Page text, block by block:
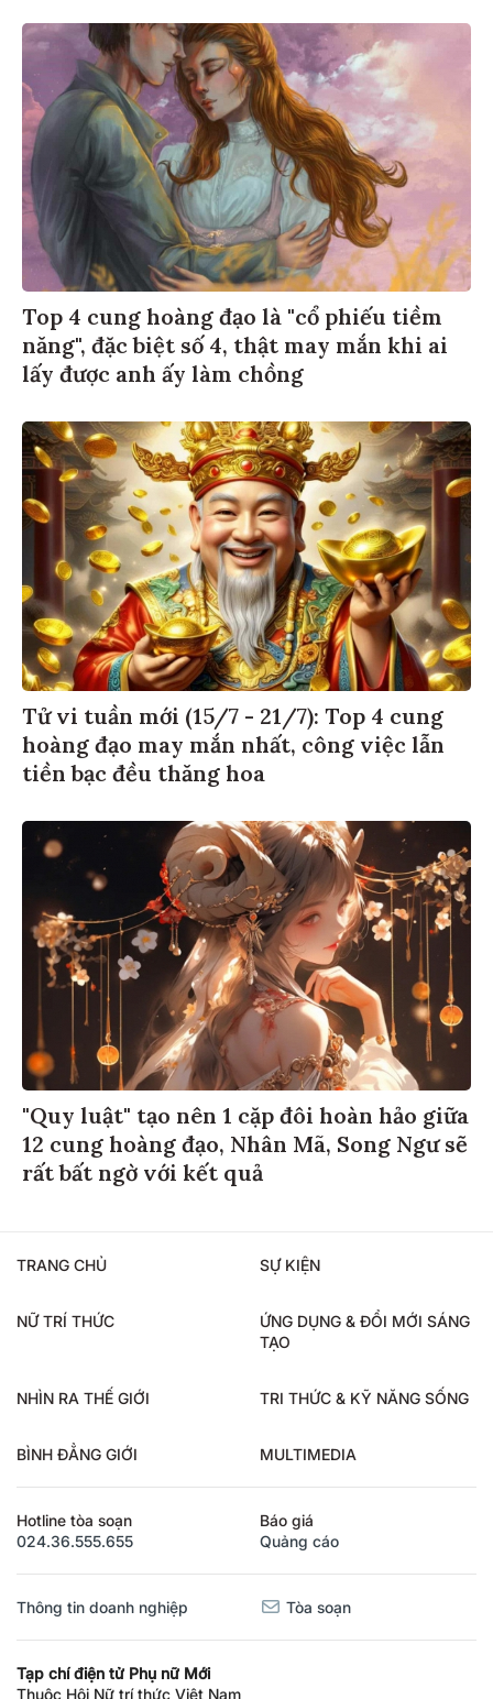
Top 4 cung hoàng đạo là "cổ phiếu tiềm
năng", đặc biệt số 4, thật may mắn khi ai
lấy được anh ấy làm chồng
Tử vi tuần mới (15/7 - 21/7): Top 4 cung
hoàng đạo may mắn nhất, công việc lẫn
tiền bạc đều thăng hoa
"Quy luật" tạo nên 1 cặp đôi hoàn hảo giữa
12 cung hoàng đạo, Nhân Mã, Song Ngư sẽ
rất bất ngờ với kết quả
TRANG CHỦ SỰ KIỆN
NỮ TRÍ THỨC
ỨNG DỤNG & ĐỔI MỚI SÁNG
TẠO
NHÌN RA THẾ GIỚI TRI THỨC & KỸ NĂNG SỐNG
BÌNH ĐẲNG GIỚI MULTIMEDIA
Hotline tòa soạn
024.36.555.655
Báo giá
Quảng cáo
Thông tin doanh nghiệp Tòa soạn
Tạp chí điện tử Phụ nữ Mới